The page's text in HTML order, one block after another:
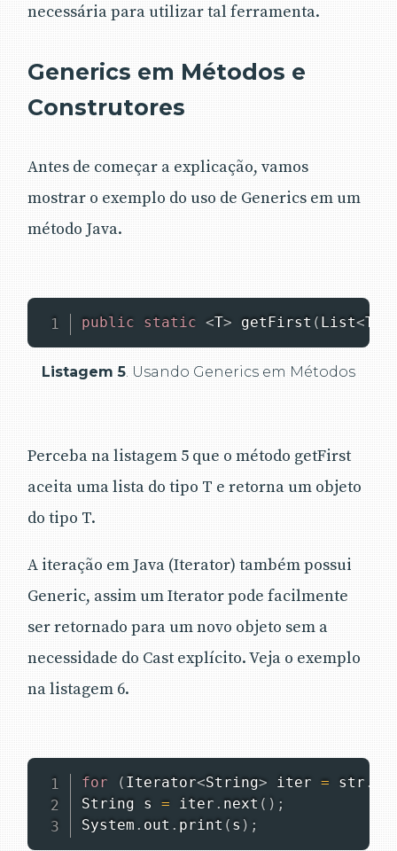
necessária para utilizar tal ferramenta.
Generics em Métodos e
Construtores
Antes de começar a explicação, vamos
mostrar o exemplo do uso de Generics em um
método Java.
public static <T> getFirst ( List<T
Listagem 5 . Usando Generics em Métodos
Perceba na listagem 5 que o método getFirst
aceita uma lista do tipo T e retorna um objeto
do tipo T.
A iteração em Java (Iterator) também possui
Generic, assim um Iterator pode facilmente
ser retornado para um novo objeto sem a
necessidade do Cast explícito. Veja o exemplo
na listagem 6.
for ( Iterator<String> iter = str .
String s = iter . next ( ) ;
System . out . print ( s ) ;